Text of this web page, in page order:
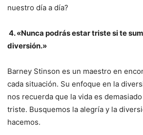
nuestro día a día?
4. «Nunca podrás estar triste si te
diversión.»
Barney Stinson es un maestro en
cada situación. Su enfoque en la
nos recuerda que la vida es
triste. Busquemos la alegría y la
hacemos.